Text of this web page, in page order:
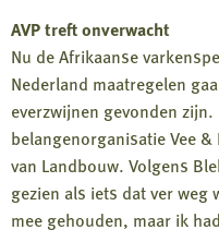
AVP treft onverwacht
Nu de Afrikaanse
Nederland maatregelen
everzwijnen gevonden
belangenorganisatie Vee
van Landbouw. Volgens
gezien als iets dat ver weg
mee gehouden, maar ik